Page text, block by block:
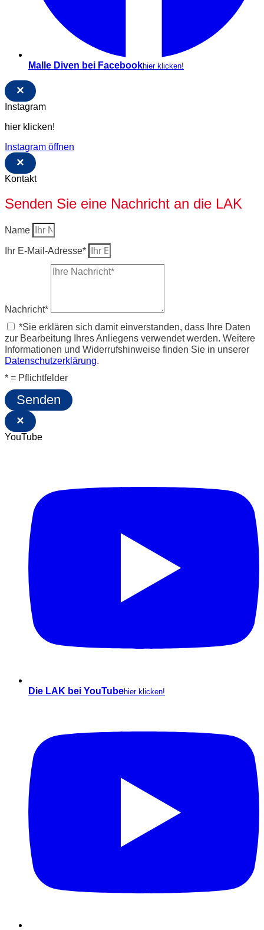
Malle Diven bei Facebookhier klicken!
×
Instagram
hier klicken!
Instagram öffnen
×
Kontakt
Senden Sie eine Nachricht an die LAK
Name
Ihr E-Mail-Adresse*
Nachricht*
*Sie erklären sich damit einverstanden, dass Ihre Daten
zur Bearbeitung Ihres Anliegens verwendet werden. Weitere
Informationen und Widerrufshinweise finden Sie in unserer
Datenschutzerklärung.
* = Pflichtfelder
Senden
×
YouTube
Die LAK bei YouTubehier klicken!